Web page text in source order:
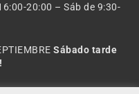
20:00 – Sáb de 9:30-
Sábado tarde